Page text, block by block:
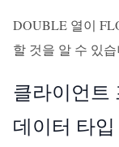
DOUBLE 열이
할 것을 알 수 있
클라이언트
데이터 타입